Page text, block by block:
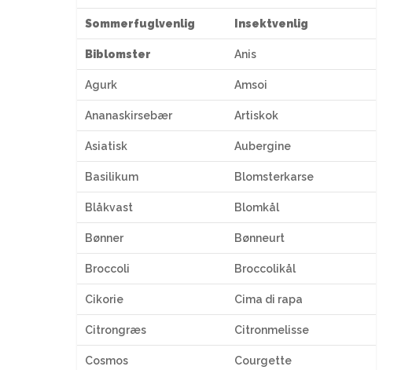
Sommerfuglvenlig Insektvenlig
Biblomster Anis
Agurk Amsoi
Ananaskirsebær Artiskok
Asiatisk Aubergine
Basilikum Blomsterkarse
Blåkvast Blomkål
Bønner Bønneurt
Broccoli Broccolikål
Cikorie Cima di rapa
Citrongræs Citronmelisse
Cosmos Courgette